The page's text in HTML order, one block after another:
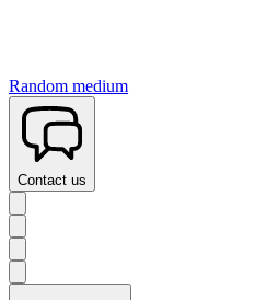
Random medium
Contact us